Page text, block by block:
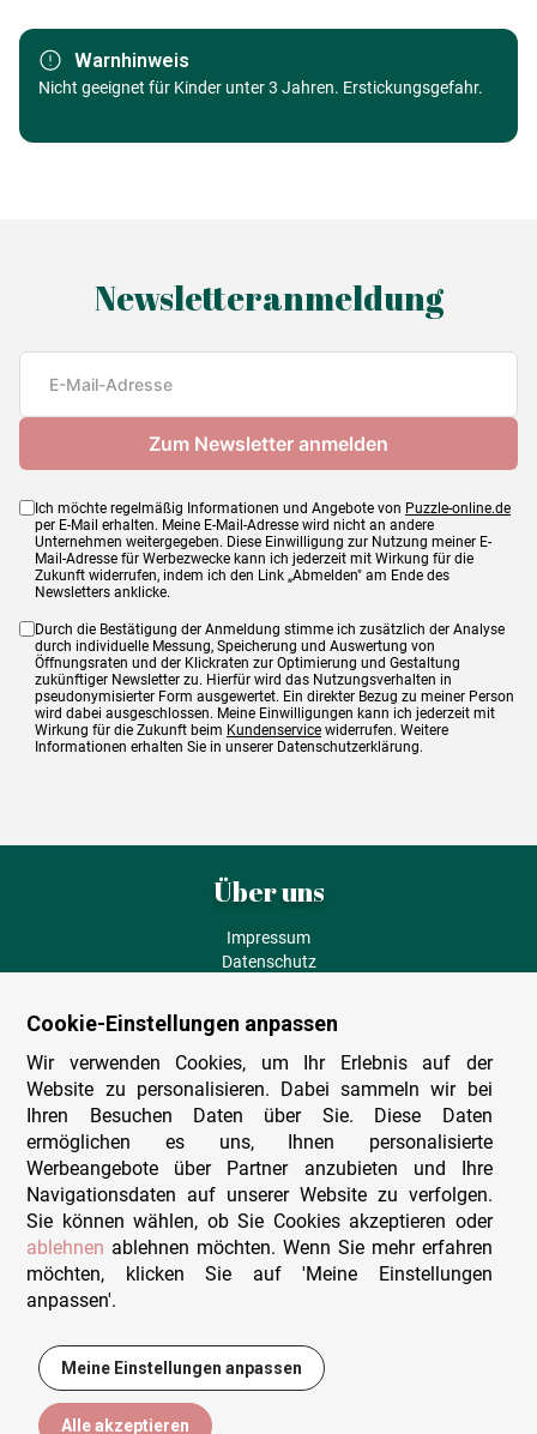
Marke Bluebird Puzzle
Kategorie
Puzzle Monumente und
3663384902925
Warnhinweis
Nicht geeignet für Kinder unter 3 Jahren. Erstickungsgefahr.
13,95 €
Newsletteranmeldung
Ich möchte regelmäßig Informationen und Angebote von Puzzle-online.de
per E-Mail erhalten. Meine E-Mail-Adresse wird nicht an andere
Unternehmen weitergegeben. Diese Einwilligung zur Nutzung meiner E-
Mail-Adresse für Werbezwecke kann ich jederzeit mit Wirkung für die
Zukunft widerrufen, indem ich den Link „Abmelden" am Ende des
Newsletters anklicke.
Durch die Bestätigung der Anmeldung stimme ich zusätzlich der Analyse
durch individuelle Messung, Speicherung und Auswertung von
Öffnungsraten und der Klickraten zur Optimierung und Gestaltung
zukünftiger Newsletter zu. Hierfür wird das Nutzungsverhalten in
pseudonymisierter Form ausgewertet. Ein direkter Bezug zu meiner Person
wird dabei ausgeschlossen. Meine Einwilligungen kann ich jederzeit mit
Wirkung für die Zukunft beim Kundenservice widerrufen. Weitere
Informationen erhalten Sie in unserer Datenschutzerklärung.
Über uns
Impressum
Datenschutz
Versand und Lieferung
Zahlungsarten
Herstellungsland
Widerruf
Sitemap
Beratung & Support
Wir sind persönlich erreichbar
+49 (0)341 4912 210
Kontakt-Formular
Cookie-Einstellungen anpassen
Wir verwenden Cookies, um Ihr Erlebnis auf der
Website zu personalisieren. Dabei sammeln wir bei
Ihren Besuchen Daten über Sie. Diese Daten
ermöglichen es uns, Ihnen personalisierte
Werbeangebote über Partner anzubieten und Ihre
Navigationsdaten auf unserer Website zu verfolgen.
Sie können wählen, ob Sie Cookies akzeptieren oder
ablehnen ablehnen möchten. Wenn Sie mehr erfahren
möchten, klicken Sie auf 'Meine Einstellungen
anpassen'.
Meine Einstellungen anpassen
Alle akzeptieren